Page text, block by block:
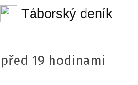
Táborský deník
před 19 hodinami